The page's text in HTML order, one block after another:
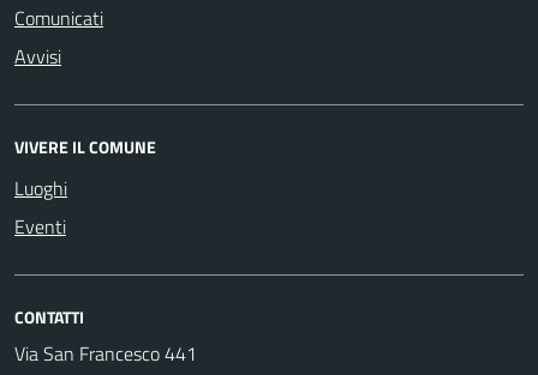
Comunicati
Avvisi
VIVERE IL COMUNE
Luoghi
Eventi
CONTATTI
Via San Francesco 441